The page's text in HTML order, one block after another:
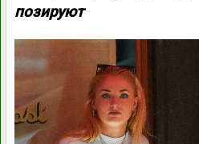
позируют